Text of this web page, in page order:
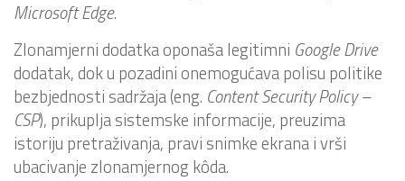
MicrosoftEdge.
Zlonamjerni dodatka oponaša legitimni GoogleDrive
dodatak, dok u pozadini onemogućava polisu politike
bezbjednosti sadržaja (eng. Content Security Policy –
CSP), prikuplja sistemske informacije, preuzima
istoriju pretraživanja, pravi snimke ekrana i vrši
ubacivanje zlonamjernog kôda.